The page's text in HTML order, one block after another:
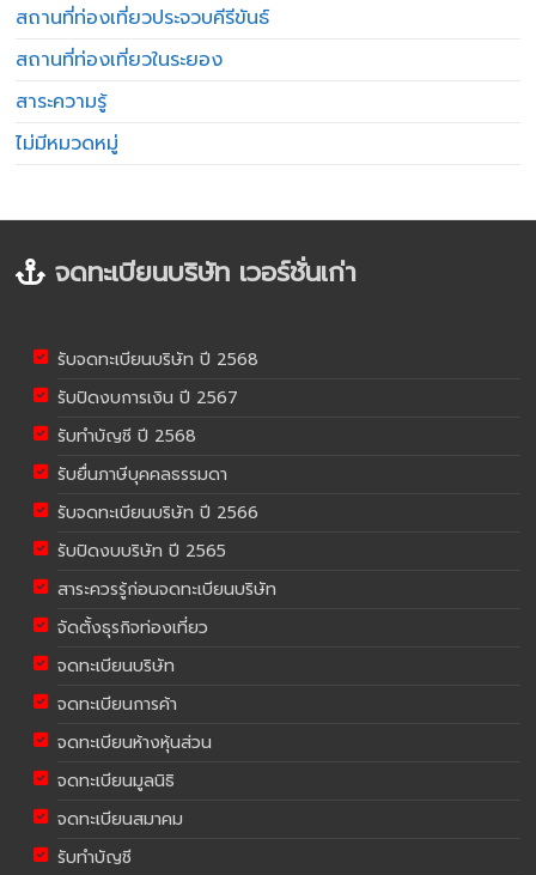
สถานที่ท่องเที่ยวประจวบคีรีขันธ์
สถานที่ท่องเที่ยวในระยอง
สาระความรู้
ไม่มีหมวดหมู่
จดทะเบียนบริษัท เวอร์ชั่นเก่า
รับจดทะเบียนบริษัท ปี 2568
รับปิดงบการเงิน ปี 2567
รับทำบัญชี ปี 2568
รับยื่นภาษีบุคคลธรรมดา
รับจดทะเบียนบริษัท ปี 2566
รับปิดงบบริษัท ปี 2565
สาระควรรู้ก่อนจดทะเบียนบริษัท
จัดตั้งธุรกิจท่องเที่ยว
จดทะเบียนบริษัท
จดทะเบียนการค้า
จดทะเบียนห้างหุ้นส่วน
จดทะเบียนมูลนิธิ
จดทะเบียนสมาคม
รับทำบัญชี